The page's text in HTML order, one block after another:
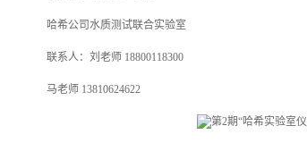
哈希公司水质测试联合实验室
联系人：刘老师 18800118300
马老师 13810624622